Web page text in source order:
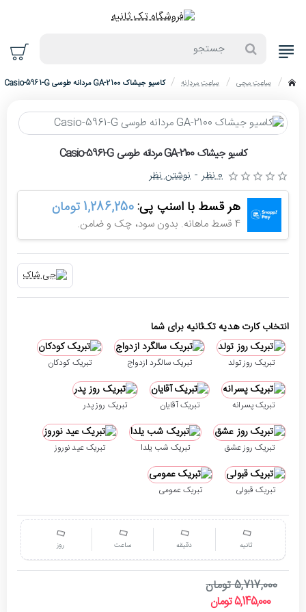
home
ساعت مچی ساعت مردانه کاسیو جیشاک GA-2100 مردانه طوسی Casio-5961-G
کاسیو جیشاک GA-2100 مردانه طوسی Casio-5961-G
هر قسط با اسنپ پی:1,286,250 تومان
4 قسط ماهانه. بدون سود، چک و ضامن.
0 نظر - نوشتن نظر
روز ساعت دقیقه ثانیه
5,145,000 تومان
5,717,000 تومان
انتخاب کارت هدیه تک‌ثانیه برای شما
تبریک روز تولد تبریک سالگرد ازدواج تبریک کودکان
تبریک پسرانه تبریک آقایان تبریک روز پدر
تبریک روز عشق تبریک شب یلدا تبریک عید نوروز
تبریک قبولی تبریک عمومی